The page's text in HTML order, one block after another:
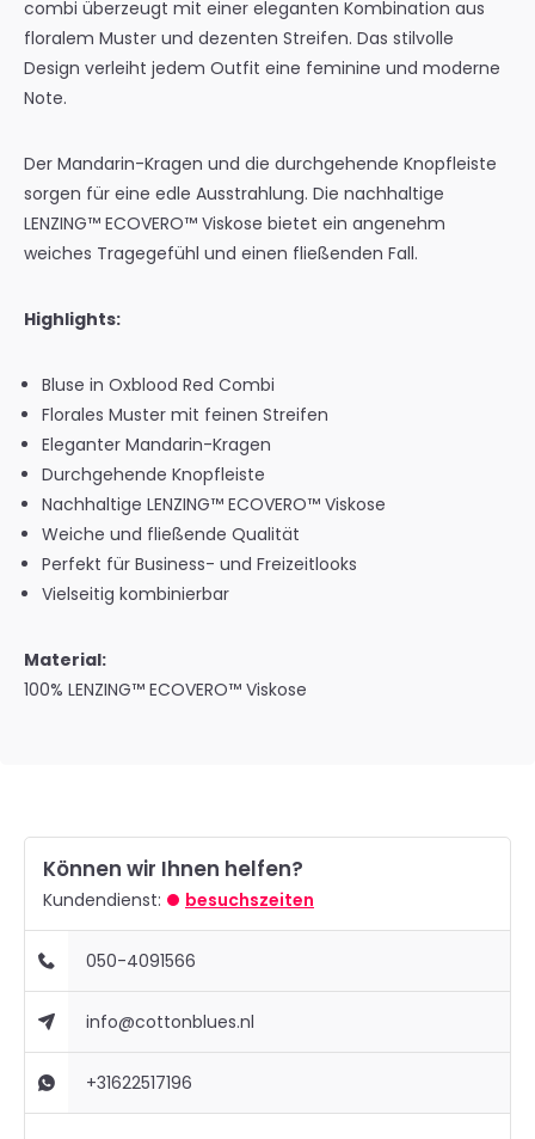
combi überzeugt mit einer eleganten Kombination aus
floralem Muster und dezenten Streifen. Das stilvolle
Design verleiht jedem Outfit eine feminine und moderne
Note.
Der Mandarin-Kragen und die durchgehende Knopfleiste
sorgen für eine edle Ausstrahlung. Die nachhaltige
LENZING™ ECOVERO™ Viskose bietet ein angenehm
weiches Tragegefühl und einen fließenden Fall.
Highlights:
Bluse in Oxblood Red Combi
Florales Muster mit feinen Streifen
Eleganter Mandarin-Kragen
Durchgehende Knopfleiste
Nachhaltige LENZING™ ECOVERO™ Viskose
Weiche und fließende Qualität
Perfekt für Business- und Freizeitlooks
Vielseitig kombinierbar
Material:
100% LENZING™ ECOVERO™ Viskose
Können wir Ihnen helfen?
Kundendienst: besuchszeiten
050-4091566
info@cottonblues.nl
+31622517196